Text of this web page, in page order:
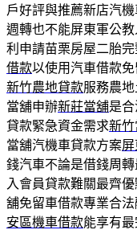
戶好評與推薦新店汽
週轉也不能屏東軍公
利申請苗栗房屋二胎
借款以使用汽車借款
新竹農地貸款服務農
當舖申辦新莊當舖是
貸款緊急資金需求新
當舖汽機車貸款方案
錢汽車不論是借錢周
入會員貸款難關最齊
舖免留車借款專業合
安區機車借款能享有